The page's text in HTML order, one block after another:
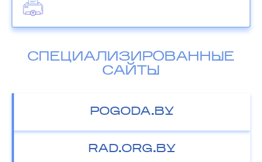
СПЕЦИАЛИЗИРОВАННЫЕ
САЙТЫ
POGODA.BY
RAD.ORG.BY